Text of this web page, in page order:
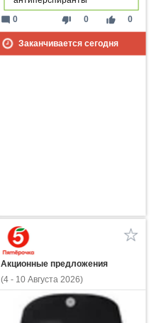
thumb_down 0 thumb_up 0
mode_comment 0
Заканчивается сегодня
Акционные предложения
(4 - 10 Августа 2026)